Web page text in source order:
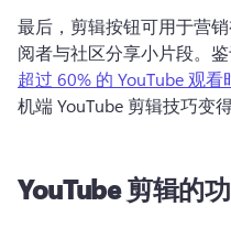
最后，剪辑按钮可用于营
阅者与社区分享小片段。
超过 60% 的 YouTube 观看
机端 YouTube 剪辑技巧变
YouTube 剪辑的